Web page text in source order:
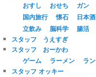
おすし
おせち ガン
国内旅行
懐石 日本酒
立飲み
脳科学 腸活
スタッフ うえすぎ
スタッフ おーかわ
ゲーム
ラーメン ラ
スタッフ オッキー